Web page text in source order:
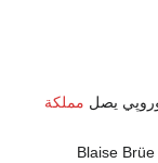
يصل مملكة
- Blaise